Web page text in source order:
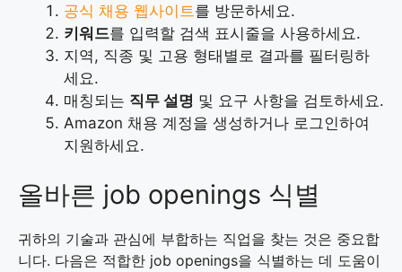
공식 채용 웹사이트 를 방문하세요.
키워드를 입력할 검색 표시줄을 사용하세요.
지역, 직종 및 고용 형태별로 결과를 필터링하
세요.
매칭되는 직무 설명 및 요구 사항을 검토하세요.
Amazon 채용 계정을 생성하거나 로그인하여
지원하세요.
올바른 job openings 식별
귀하의 기술과 관심에 부합하는 직업을 찾는 것은 중요합
니다. 다음은 적합한 job openings을 식별하는 데 도움이